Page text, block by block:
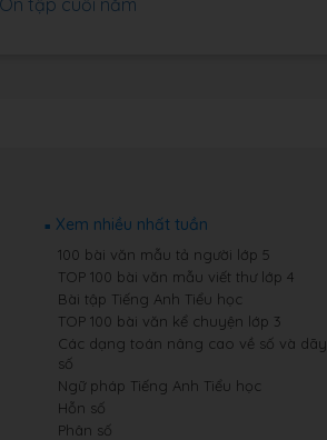
Xem nhiều nhất tuần
100 bài văn mẫu tả người lớp 5
TOP 100 bài văn mẫu viết thư lớp 4
Bài tập Tiếng Anh Tiểu học
TOP 100 bài văn kể chuyện lớp 3
Các dạng toán nâng cao về số và dãy
số
Ngữ pháp Tiếng Anh Tiểu học
Hỗn số
Phân số